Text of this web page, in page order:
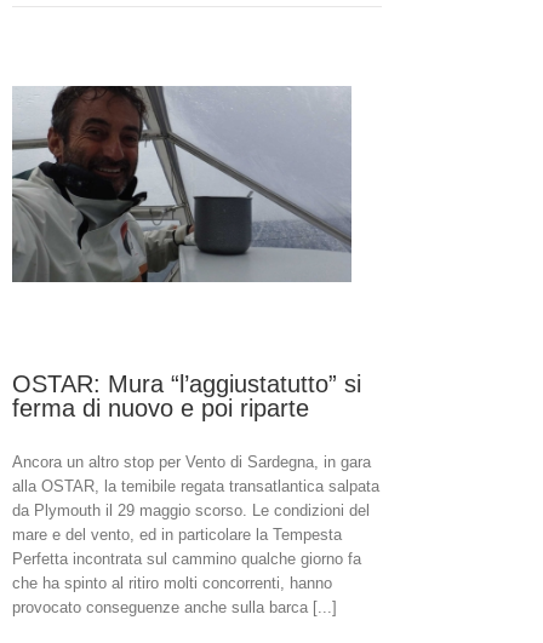
Andrea
primo
ed
entra
nella
leggenda!
OSTAR: Mura “l’aggiustatutto” si
ferma di nuovo e poi riparte
Ancora un altro stop per Vento di Sardegna, in gara
alla OSTAR, la temibile regata transatlantica salpata
da Plymouth il 29 maggio scorso. Le condizioni del
mare e del vento, ed in particolare la Tempesta
Perfetta incontrata sul cammino qualche giorno fa
che ha spinto al ritiro molti concorrenti, hanno
provocato conseguenze anche sulla barca [...]